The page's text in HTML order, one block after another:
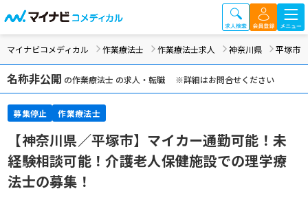
マイナビコメディカル 作業療法士 作業療法士求人 神奈川県 平塚市
名称非公開 の作業療法士 の求人・転職 ※詳細はお問合せください
募集停止 作業療法士
【神奈川県／平塚市】マイカー通勤可能！未
経験相談可能！介護老人保健施設での理学療
法士の募集！